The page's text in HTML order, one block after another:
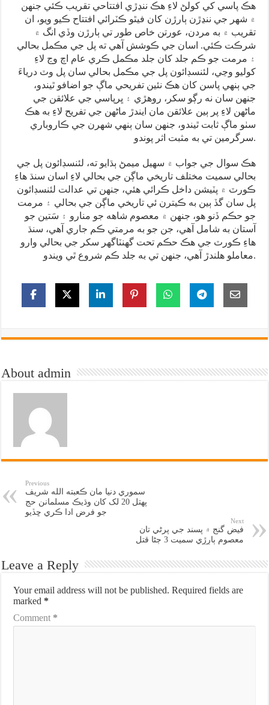
هڪ پاسي کي کولڻ لاءِ هڪ ننڍڙي افتتاحي تقريب ڪئي جنهن
۾ شهر جي ننڍڙن ٻارڙن کان فيٿو ڪٽرائي افتتاح ڪيو ويو، ان
تقريب ۾ به مردن، عورتن خاص طور تي ٻارڙن وڏي انگ ۾
شرڪت ڪئي. اسان جي ڪوشش آهي ته پل جي مڪمل بحالي
۽ مرمت جو ڪم جلد کان جلد مڪمل ڪري عام اچ وڃ لاءِ
کوليو وڃي، لئنسڊائون پل جي مڪمل بحالي سان پل وٽ درياءَ
جي ٻنهي پاسن کان هڪ نئين تفريحي ماڳ جو اضافو ٿيندو،
جنهن سان نه رڳو سکر، روهڙي ۽ ڀرپاسي جي علائقن جي
ماڻهن لاءِ پر ٻين علائقن مان ايندڙ ماڻهن جي تفريح لاءِ به هڪ
سٺو ماڳ ثابت ٿيندو، جنهن سان ٻنهي شهرن جي ڪاروباري
سرگرمين تي به مثبت اثر پوندو.
هڪ سوال جي جواب ۾ سهيل ميمڻ ٻڌايو ته، لئنسڊائون پل جي
بحالي سميت مختلف تاريخي ماڳن جي بحالي لاءِ اسان سنڌ هاءِ
ڪورٽ ۾ پٽيشن داخل ڪرائي هئي، جنهن تي عدالت لئنسڊائون
پل سان گڏ ٻين به ڪيترن ئي تاريخي ماڳن جي بحالي ۽ مرمت
جو حڪم ڏنو هو، جنهن ۾ معصوم شاهه جو منارو ۽ سَتين جو
آستان به شامل آهي، جن جو به مرمتي ڪم جاري آهي، سنڌ
هاءِ ڪورٽ جي هڪ حڪم تحت گهنٽاگهر سکر جي بحالي وارو
معاملو هلندڙ آهي، جنهن تي به جلد ڪم شروع ٿي ويندو.
About admin
Previous
سموري دنيا مان ڪعبته الله شريف
پهتل 20 لک کان وڌيڪ مسلمانن حج
جو فرض ادا ڪري ڇڏيو
Next
فيض گنج ۾ پسند جي پرڻي تان
معصوم ٻارِڙِي سميت 3 ڄڻا قتل
Leave a Reply
Your email address will not be published. Required fields are
marked *
Comment *